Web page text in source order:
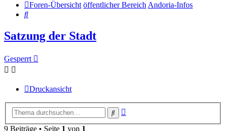
Foren-Übersicht öffentlicher BereichAndoria-Infos
Suche
Satzung der Stadt
Gesperrt
Druckansicht
Suche
9 Beiträge • Seite 1 von 1